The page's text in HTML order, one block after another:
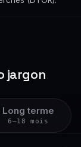
jargon
Long terme
6–18 mois